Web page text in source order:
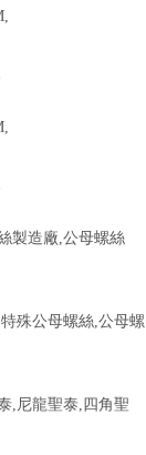
製造廠,公母螺絲
殊公母螺絲,公母螺
,尼龍聖泰,四角聖